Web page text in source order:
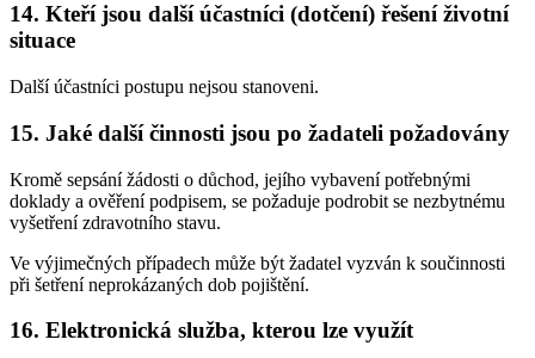
14. Kteří jsou další účastníci (dotčení) řešení životní
situace
Další účastníci postupu nejsou stanoveni.
15. Jaké další činnosti jsou po žadateli požadovány
Kromě sepsání žádosti o důchod, jejího vybavení potřebnými
doklady a ověření podpisem, se požaduje podrobit se nezbytnému
vyšetření zdravotního stavu.
Ve výjimečných případech může být žadatel vyzván k součinnosti
při šetření neprokázaných dob pojištění.
16. Elektronická služba, kterou lze využít